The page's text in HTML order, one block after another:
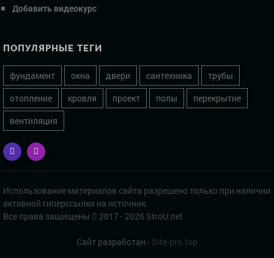
Добавить видеокурс
ПОПУЛЯРНЫЕ ТЕГИ
фундамент окна двери сантехника
трубы
отопление
кровля проект полы
перекрытие
вентиляция
Использование материалов сайта разрешено только при наличии
активной гиперссылки на источник.
Все права защищены
2017 - 2026 StroU.net
Сайт разработан - Site-pro.top